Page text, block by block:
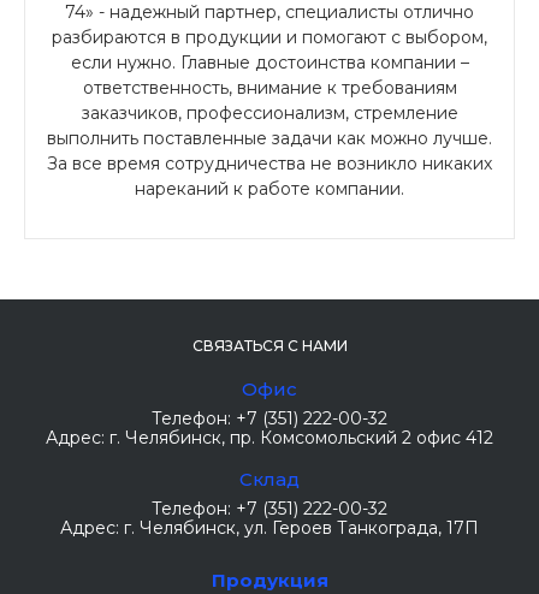
74» - надежный партнер, специалисты отлично
разбираются в продукции и помогают с выбором,
если нужно. Главные достоинства компании –
ответственность, внимание к требованиям
заказчиков, профессионализм, стремление
выполнить поставленные задачи как можно лучше.
За все время сотрудничества не возникло никаких
нареканий к работе компании.
СВЯЗАТЬСЯ С НАМИ
Офис
Телефон: +7 (351) 222-00-32
Адрес: г. Челябинск, пр. Комсомольский 2 офис 412
Склад
Телефон: +7 (351) 222-00-32
Адрес: г. Челябинск, ул. Героев Танкограда, 17П
Продукция